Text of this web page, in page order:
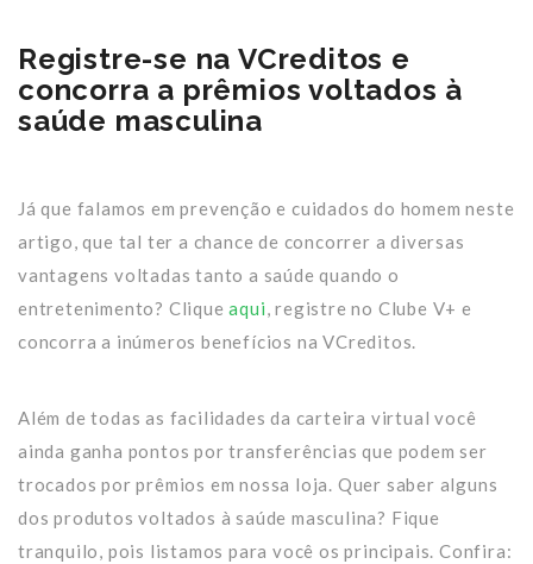
Registre-se na VCreditos e
concorra a prêmios voltados à
saúde masculina
Já que falamos em prevenção e cuidados do homem neste
artigo, que tal ter a chance de concorrer a diversas
vantagens voltadas tanto a saúde quando o
entretenimento? Cliqueaqui, registre no Clube V+ e
concorra a inúmeros benefícios na VCreditos.
Além de todas as facilidades da carteira virtual você
ainda ganha pontos por transferências que podem ser
trocados por prêmios em nossa loja. Quer saber alguns
dos produtos voltados à saúde masculina? Fique
tranquilo, pois listamos para você os principais. Confira: